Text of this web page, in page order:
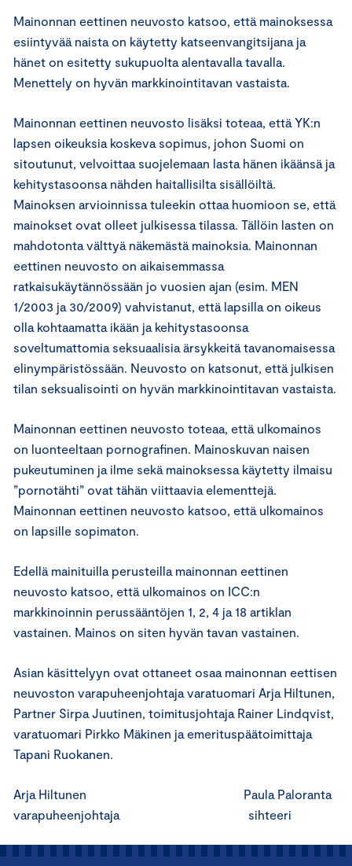
Mainonnan eettinen neuvosto katsoo, että mainoksessa
esiintyvää naista on käytetty katseenvangitsijana ja
hänet on esitetty sukupuolta alentavalla tavalla.
Menettely on hyvän markkinointitavan vastaista.
Mainonnan eettinen neuvosto lisäksi toteaa, että YK:n
lapsen oikeuksia koskeva sopimus, johon Suomi on
sitoutunut, velvoittaa suojelemaan lasta hänen ikäänsä ja
kehitystasoonsa nähden haitallisilta sisällöiltä.
Mainoksen arvioinnissa tuleekin ottaa huomioon se, että
mainokset ovat olleet julkisessa tilassa. Tällöin lasten on
mahdotonta välttyä näkemästä mainoksia. Mainonnan
eettinen neuvosto on aikaisemmassa
ratkaisukäytännössään jo vuosien ajan (esim. MEN
1/2003 ja 30/2009) vahvistanut, että lapsilla on oikeus
olla kohtaamatta ikään ja kehitystasoonsa
soveltumattomia seksuaalisia ärsykkeitä tavanomaisessa
elinympäristössään. Neuvosto on katsonut, että julkisen
tilan seksualisointi on hyvän markkinointitavan vastaista.
Mainonnan eettinen neuvosto toteaa, että ulkomainos
on luonteeltaan pornografinen. Mainoskuvan naisen
pukeutuminen ja ilme sekä mainoksessa käytetty ilmaisu
”pornotähti” ovat tähän viittaavia elementtejä.
Mainonnan eettinen neuvosto katsoo, että ulkomainos
on lapsille sopimaton.
Edellä mainituilla perusteilla mainonnan eettinen
neuvosto katsoo, että ulkomainos on ICC:n
markkinoinnin perussääntöjen 1, 2, 4 ja 18 artiklan
vastainen. Mainos on siten hyvän tavan vastainen.
Asian käsittelyyn ovat ottaneet osaa mainonnan eettisen
neuvoston varapuheenjohtaja varatuomari Arja Hiltunen,
Partner Sirpa Juutinen, toimitusjohtaja Rainer Lindqvist,
varatuomari Pirkko Mäkinen ja emerituspäätoimittaja
Tapani Ruokanen.
Arja Hiltunen Paula Paloranta
varapuheenjohtaja sihteeri